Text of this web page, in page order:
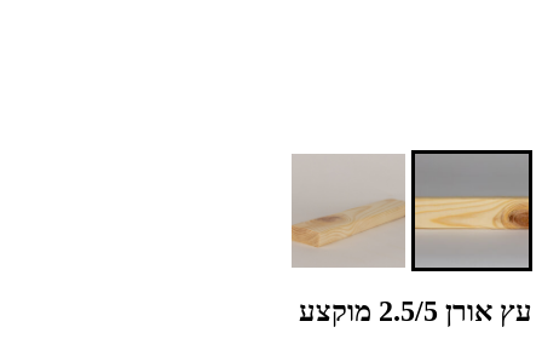
עץ אורן 2.5/5 מוקצע